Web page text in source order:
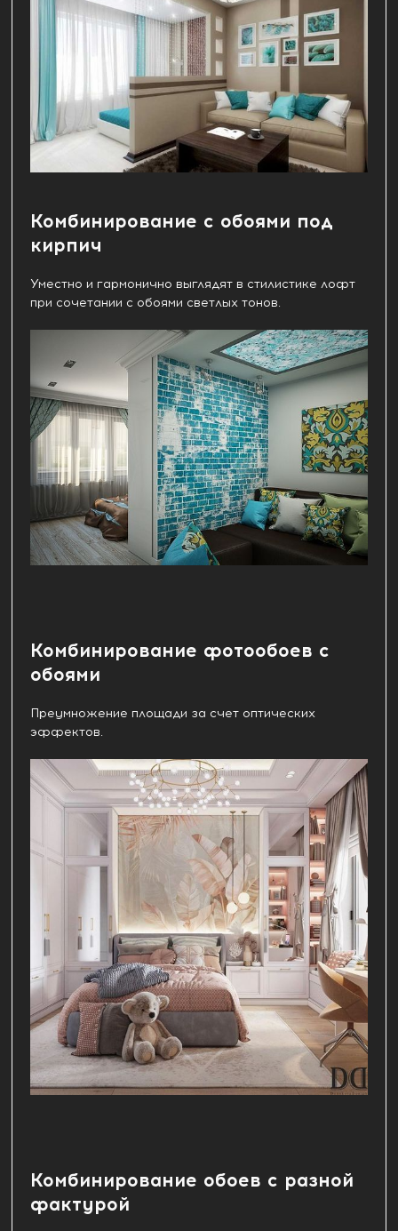
Комбинирование с обоями под
кирпич
Уместно и гармонично выглядят в стилистике лофт
при сочетании с обоями светлых тонов.
Комбинирование фотообоев с
обоями
Преумножение площади за счет оптических
эффектов.
Комбинирование обоев с разной
фактурой